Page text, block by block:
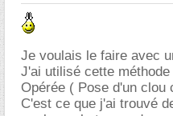
Je voulais le faire avec
J'ai utilisé cette
Opérée ( Pose d'un clou
C'est ce que j'ai trouvé